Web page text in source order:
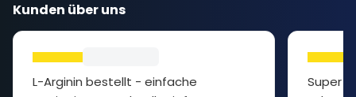
Kunden über uns
L-Arginin bestellt - einfache
Super